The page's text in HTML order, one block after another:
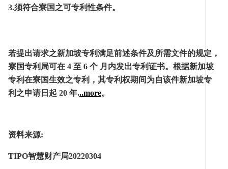
3.须符合寮国之可专利性条件。
若提出请求之新加坡专利满足前述条件及所需文件的规定，
寮国专利局可在 4 至 6 个 月内发出专利证书。根据新加坡
专利在寮国生效之专利，其专利权期间为自该件新加坡专
利之申请日起 20 年...more。
资料来源:
TIPO智慧财产局20220304